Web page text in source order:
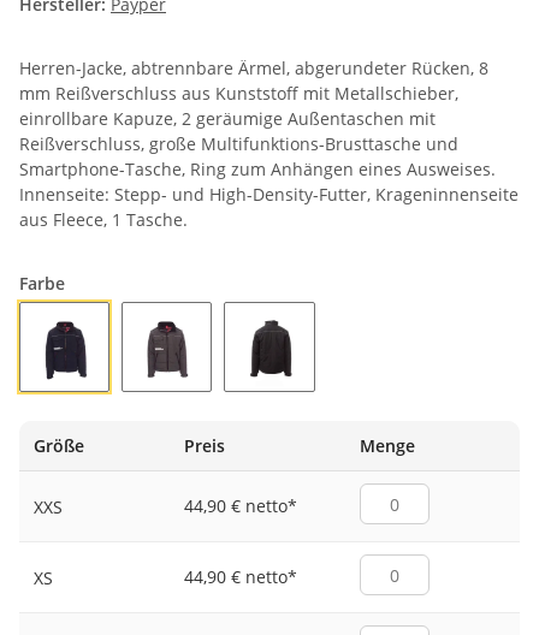
Herren-Jacke, abtrennbare Ärmel, abgerundeter Rücken, 8
mm Reißverschluss aus Kunststoff mit Metallschieber,
einrollbare Kapuze, 2 geräumige Außentaschen mit
Reißverschluss, große Multifunktions-Brusttasche und
Smartphone-Tasche, Ring zum Anhängen eines Ausweises.
Innenseite: Stepp- und High-Density-Futter, Krageninnenseite
aus Fleece, 1 Tasche.
Farbe
Größe
Preis Menge
XXS 44,90 € netto*
XS 44,90 € netto*